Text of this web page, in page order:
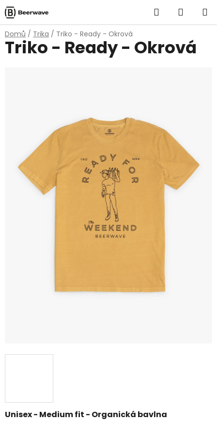
Přejít
na
obsah
Hledat
KOŠÍK
Domů / Trika / Triko - Ready - Okrová
Unisex - Medium fit - Organická bavlna
Triko - Ready - Okrová